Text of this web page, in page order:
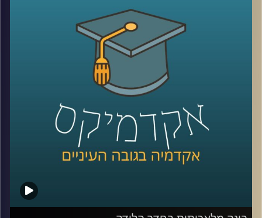
נדמה שאחרי יותר מעשור של מלחמה, רוב הישראלים כבר
איבדו את היכולת להבין את התמונה.
אז היום ננסה לעשות סדר ולהבין איך נראה המזרח התיכון
החדש שנבנה ממש מעבר לגבול שלנו.
היום נארח את ד״ר מיכאל ברק, מרצה וחוקר בבית ספר לאודר
לממשל, דיפלומטיה ואסטרטגיה ב־אוניברסיטת רייכמן, וחוקר
בכיר ב־המכון למדיניות נגד טרור, מומחה לאיסלאם רדיקלי.
קרדיט תמונות:AudioVersity